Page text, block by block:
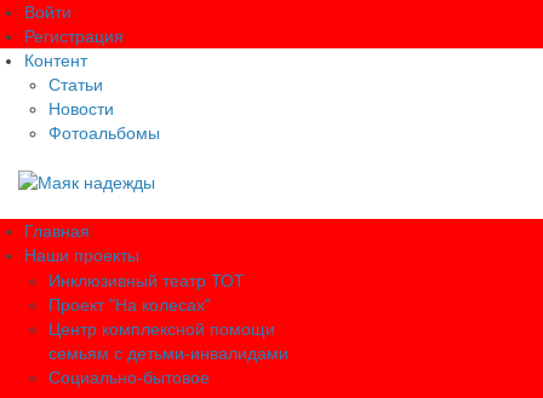
Войти
Регистрация
Контент
Статьи
Новости
Фотоальбомы
Главная
Наши проекты
Инклюзивный театр ТОТ
Проект "На колесах"
Центр комплексной помощи
семьям с детьми-инвалидами
Социально-бытовое